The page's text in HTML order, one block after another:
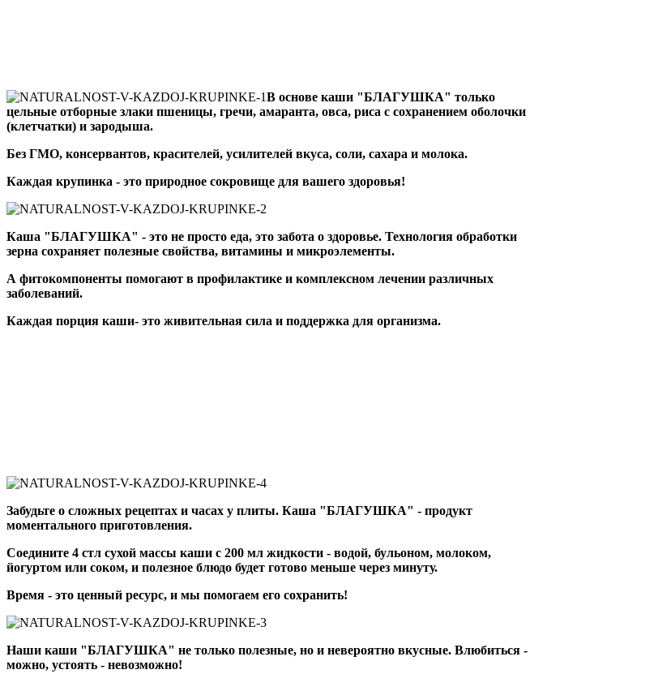
В основе каши "БЛАГУШКА" только
цельные отборные злаки пшеницы, гречи, амаранта, овса, риса с сохранением оболочки
(клетчатки) и зародыша.
Без ГМО, консервантов, красителей, усилителей вкуса, соли, сахара и молока.
Каждая крупинка - это природное сокровище для вашего здоровья!
Каша "БЛАГУШКА" - это не просто еда, это забота о здоровье. Технология обработки
зерна сохраняет полезные свойства, витамины и микроэлементы.
А фитокомпоненты помогают в профилактике и комплексном лечении различных
заболеваний.
Каждая порция каши- это живительная сила и поддержка для организма.
Забудьте о сложных рецептах и часах у плиты. Каша "БЛАГУШКА" - продукт
моментального приготовления.
Соедините 4 стл сухой массы каши с 200 мл жидкости - водой, бульоном, молоком,
йогуртом или соком, и полезное блюдо будет готово меньше через минуту.
Время - это ценный ресурс, и мы помогаем его сохранить!
Наши каши "БЛАГУШКА" не только полезные, но и невероятно вкусные. Влюбиться -
можно, устоять - невозможно!